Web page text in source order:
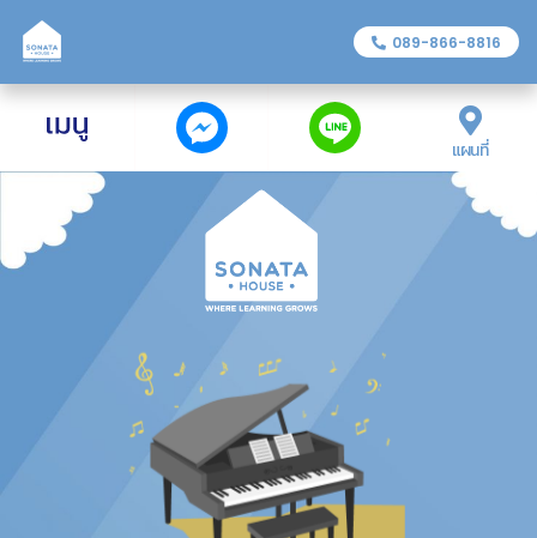
089-866-8816
แผนที่